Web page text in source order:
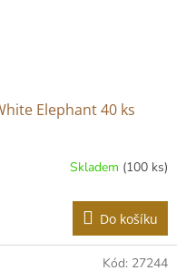
Elephant 40 ks
Skladem (100 ks)
Do košíku
Kód: 27244